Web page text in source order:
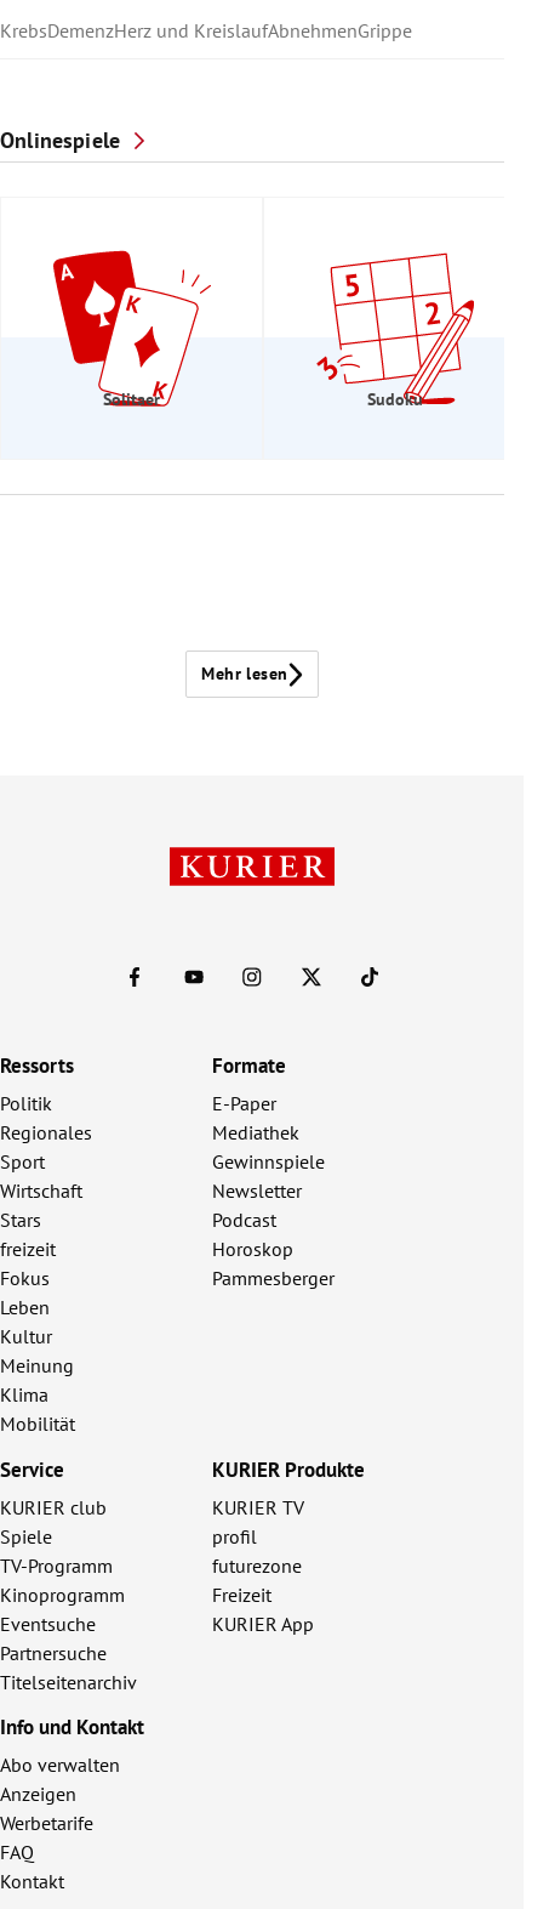
KrebsDemenzHerz und KreislaufAbnehmenGrippe
Onlinespiele
Solitaer Sudoku
Mehr lesen
Ressorts
Politik
Regionales
Sport
Wirtschaft
Stars
freizeit
Fokus
Leben
Kultur
Meinung
Klima
Mobilität
Formate
E-Paper
Mediathek
Gewinnspiele
Newsletter
Podcast
Horoskop
Pammesberger
Service
KURIER club
Spiele
TV-Programm
Kinoprogramm
Eventsuche
Partnersuche
Titelseitenarchiv
KURIER Produkte
KURIER TV
profil
futurezone
Freizeit
KURIER App
Info und Kontakt
Abo verwalten
Anzeigen
Werbetarife
FAQ
Kontakt